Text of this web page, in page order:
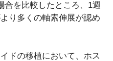
合を比較したところ、1週
り多くの軸索伸展が認め
ドの移植において、ホス